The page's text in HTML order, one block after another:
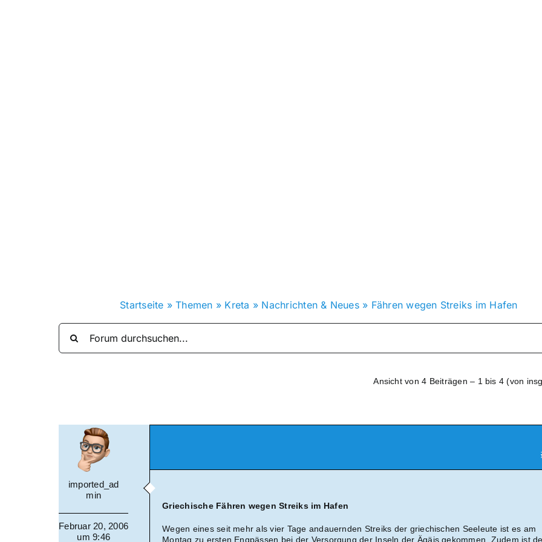
Startseite »Themen » Kreta » Nachrichten & Neues» Fähren wegen Streiks im Hafen
Ansicht von 4 Beiträgen – 1 bis 4 (von
imported_ad
min
Februar 20, 2006
um 9:46
Griechische Fähren wegen Streiks im Hafen
Wegen eines seit mehr als vier Tage andauernden Streiks der griechischen Seeleute ist es am
Montag zu ersten Engpässen bei der Versorgung der Inseln der Ägäis gekommen. Zudem ist